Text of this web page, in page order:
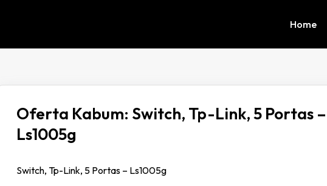
Home
Oferta Kabum: Switch, Tp-Link, 5 Portas –
Ls1005g
Switch, Tp-Link, 5 Portas – Ls1005g